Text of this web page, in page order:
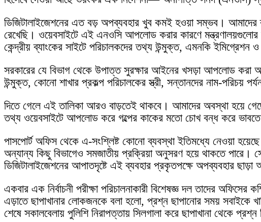
ডিজিটালাইজেশনের এত বড় অপব্যবহার খুব কমই হওয়া সম্ভব।
রেখেছি। ওয়েবসাইটে এই এনওসি আপলোড করার কারণে মন্ত্রণালয়গুলোর
কেন্দ্রীয় ব্যাংকের সাইটে পরিচালকদের তথ্য উন্মুক্ত, এমনকি ইমিগ্রেশন ও
সরকারের যে বিভাগ থেকে উপাত্ত সুরক্ষার আইনের খসড়া আপলোড করা
উন্মুক্ত, কোনো শাখার প্রকল্প পরিচালকের স্ত্রী, সন্তানদের নাম-পরিচয়
দিতে গেলে এই তালিকা আরও বাড়তেই থাকবে। আমাদের অবস্থা হয়ে
তথ্য ওয়েবসাইটে আপলোড করে গল্পের কাকের মতো চোখ বন্ধ করে
পাসপোর্ট অফিস থেকে এ-সংশ্লিষ্ট কোনো ব্যবস্থা ইতিমধ্যে নেওয়া
অন্যান্য কিছু বিভাগেও সমজাতীয় প্রক্রিয়া অনুসরণ হয়ে থাকতে পারে।
ডিজিটালাইজেশনের আপাতদৃষ্টে এই ব্যবহার প্রকৃতপক্ষে অপব্যবহার
একবার এক নির্বাচনী পরীক্ষা পরিচালনাকারী বিশেষজ্ঞ দল তাদের
এড়াতে ছাপাখানার লোকজনকে বলা হলো, প্রশ্ন ছাপানোর সময় সবাইকে
শেষে সকালবেলায় পুলিশি নিরাপত্তায় সিলগালা করে ছাপাখানা থেকে